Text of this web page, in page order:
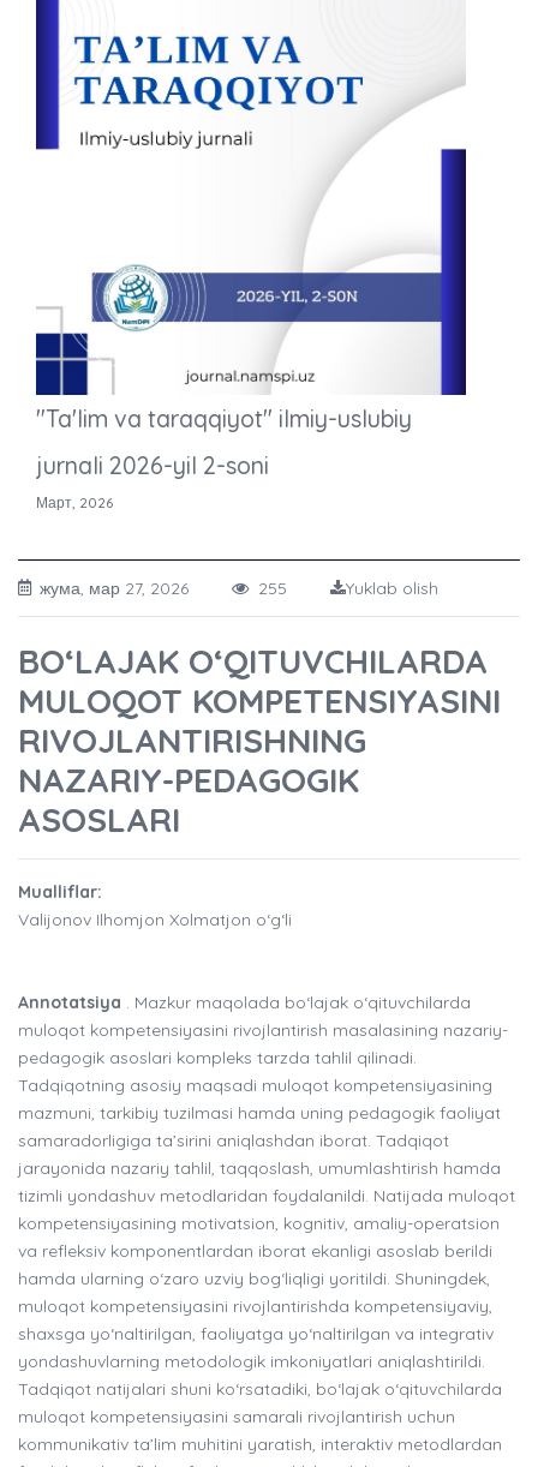
"Ta'lim va taraqqiyot" ilmiy-uslubiy
jurnali 2026-yil 2-soni
Март, 2026
жума, мар 27, 2026 255 Yuklab olish
BO‘LAJAK O‘QITUVCHILARDA
MULOQOT KOMPETENSIYASINI
RIVOJLANTIRISHNING
NAZARIY-PEDAGOGIK
ASOSLARI
Mualliflar:
Valijonov Ilhomjon Xolmatjon o‘g‘li
Annotatsiya . Mazkur maqolada bo‘lajak o‘qituvchilarda
muloqot kompetensiyasini rivojlantirish masalasining nazariy-
pedagogik asoslari kompleks tarzda tahlil qilinadi.
Tadqiqotning asosiy maqsadi muloqot kompetensiyasining
mazmuni, tarkibiy tuzilmasi hamda uning pedagogik faoliyat
samaradorligiga ta’sirini aniqlashdan iborat. Tadqiqot
jarayonida nazariy tahlil, taqqoslash, umumlashtirish hamda
tizimli yondashuv metodlaridan foydalanildi. Natijada muloqot
kompetensiyasining motivatsion, kognitiv, amaliy-operatsion
va refleksiv komponentlardan iborat ekanligi asoslab berildi
hamda ularning o‘zaro uzviy bog‘liqligi yoritildi. Shuningdek,
muloqot kompetensiyasini rivojlantirishda kompetensiyaviy,
shaxsga yo‘naltirilgan, faoliyatga yo‘naltirilgan va integrativ
yondashuvlarning metodologik imkoniyatlari aniqlashtirildi.
Tadqiqot natijalari shuni ko‘rsatadiki, bo‘lajak o‘qituvchilarda
muloqot kompetensiyasini samarali rivojlantirish uchun
kommunikativ ta’lim muhitini yaratish, interaktiv metodlardan